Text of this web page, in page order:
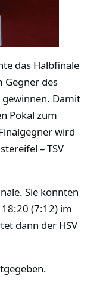
das Halbfinale
Gegner des
Damit
Pokal zum
wird
– TSV
Sie konnten
(7:12) im
dann der HSV